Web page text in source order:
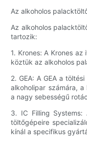
Az alkoholos
Az alkoholos
tartozik:
1. Krones: A Krones
köztük az alkoholos
2. GEA: A GEA a
alkoholipar számára,
a nagy sebességű
3. IC Filling Systems:
töltőgépeire
kínál a specifikus